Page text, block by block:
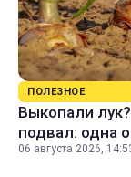
ПОЛЕЗНОЕ
Выкопали
подвал: одна
06 августа 2026,